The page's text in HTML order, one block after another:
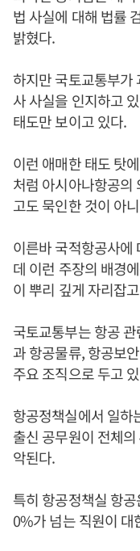
법 사실에 대해 법률
밝혔다.
하지만 국토교통부가
사 사실을 인지하고
태도만 보이고 있다.
이런 애매한 태도 탓
처럼 아시아나항공의
고도 묵인한 것이 아
이른바 국적항공사에
데 이런 주장의 배경
이 뿌리 깊게 자리잡
국토교통부는 항공
과 항공물류, 항공보
주요 조직으로 두고
항공정책실에서 일하
출신 공무원이 전체
악된다.
특히 항공정책실 항
0%가 넘는 직원이 대